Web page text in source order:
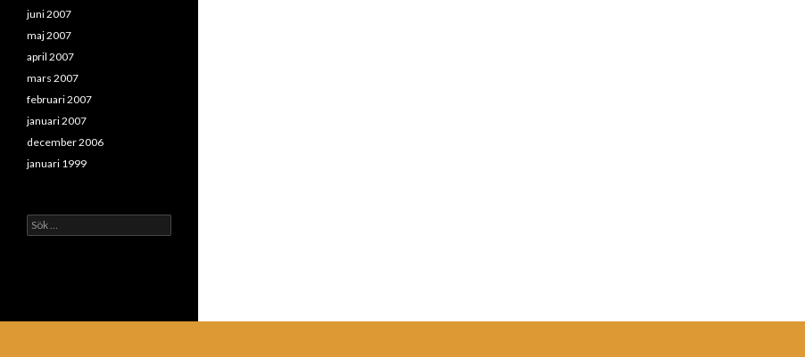
juni 2007
maj 2007
april 2007
mars 2007
februari 2007
januari 2007
december 2006
januari 1999
Sök
efter: